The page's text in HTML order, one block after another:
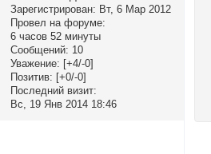
Зарегистрирован: Вт, 6 Мар 2012
Провел на форуме:
6 часов 52 минуты
Сообщений: 10
Уважение: [+4/-0]
Позитив: [+0/-0]
Последний визит:
Вс, 19 Янв 2014 18:46